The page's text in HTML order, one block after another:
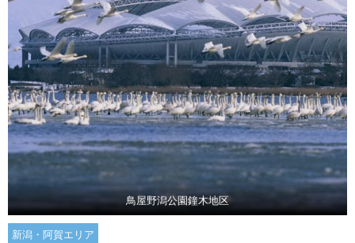
鳥屋野潟公園鐘木地区
新潟・阿賀エリア